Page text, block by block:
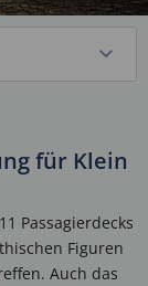
für Klein
Passagierdecks
Figuren
Auch das